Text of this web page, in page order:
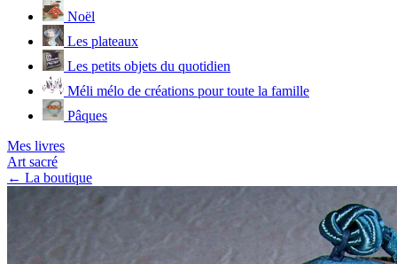
Noël
Les plateaux
Les petits objets du quotidien
Méli mélo de créations pour toute la famille
Pâques
Mes livres
Art sacré
← La boutique